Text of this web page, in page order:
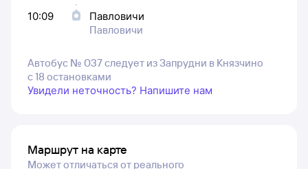
10:09
Павловичи
Павловичи
Автобус № 037 следует из Запрудни в Князчино
с 18 остановками
Увидели неточность? Напишите нам
Маршрут на карте
Может отличаться от реального